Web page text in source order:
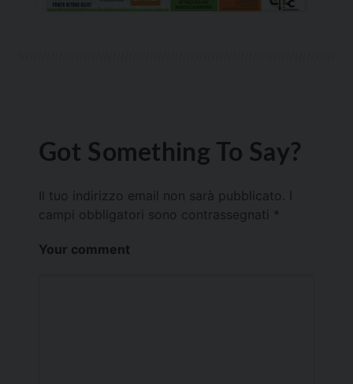
Got Something To Say?
Il tuo indirizzo email non sarà pubblicato.
campi obbligatori sono contrassegnati *
Your comment